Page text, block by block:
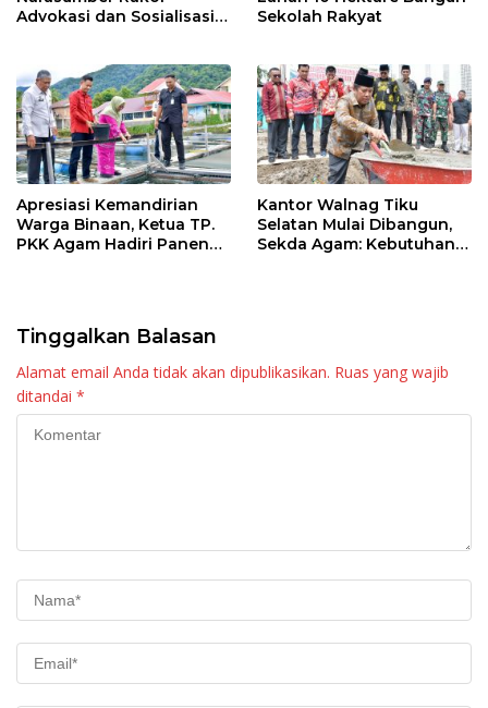
Advokasi dan Sosialisasi
Sekolah Rakyat
Apresiasi Kemandirian
Warga Binaan, Ketua TP.
PKK Agam Hadiri Panen
Kantor Walnag Tiku
Selatan Mulai Dibangun,
Sekda Agam: Kebutuhan
Tinggalkan Balasan
Alamat email Anda tidak akan dipublikasikan. Ruas yang wajib
ditandai *